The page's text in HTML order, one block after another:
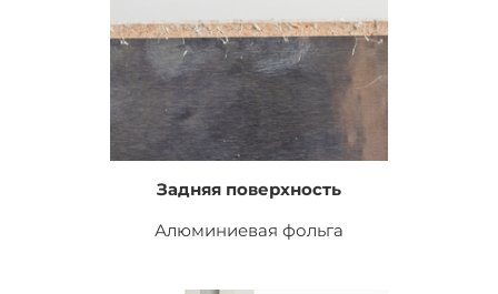
Задняя поверхность
Алюминиевая фольга